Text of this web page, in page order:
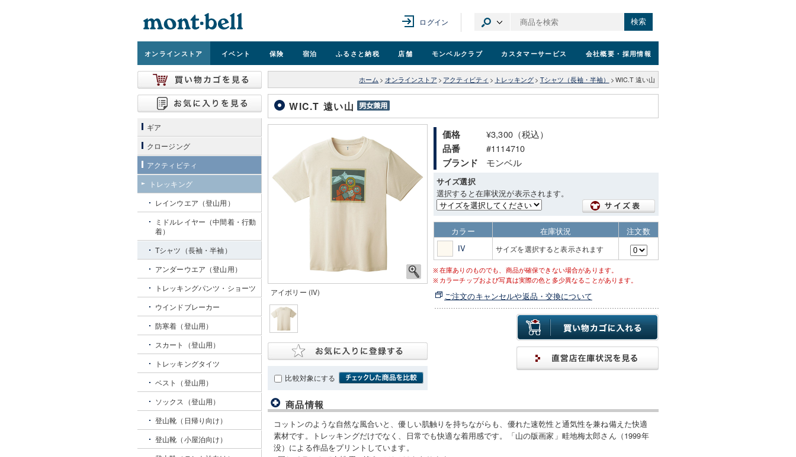
ログイン 検索
オンラインストア イベント 保険 宿泊 ふるさと納税 店舗 モンベルクラブ カスタマーサービス 会社概要 ・採用情報
ホーム > オンラインストア > アクティビティ > トレッキング > Tシャツ（長袖・半袖） > WIC.T 遠い山
WIC.T 遠い山
アイボリー (IV)
比較対象にする
価格 ¥3,300（税込）
品番 #1114710
ブランド モンベル
サイズ選択
選択すると在庫状況が表示されます。
カラー 在庫状況
注文数
IV
サイズを選択すると表示されます
在庫ありのものでも、商品が確保できない場合があります。
カラーチップおよび写真は実際の色と多少異なることがあります。
ご注文のキャンセルや返品・交換について
商品情報
コットンのような自然な風合いと、優しい肌触りを持ちながらも、優れた速乾性と通気性を兼ね備えた快適
素材です。トレッキングだけでなく、日常でも快適な着用感です。「山の版画家」畦地梅太郎さん（1999年
没）による作品をプリントしています。
ギア
クロージング
アクティビティ
トレッキング
レインウエア（登山用）
ミドルレイヤー（中間着・行動
着）
Tシャツ（長袖・半袖）
アンダーウエア（登山用）
トレッキングパンツ・ショーツ
ウインドブレーカー
防寒着（登山用）
スカート（登山用）
トレッキングタイツ
ベスト（登山用）
ソックス（登山用）
登山靴（日帰り向け）
登山靴（小屋泊向け）